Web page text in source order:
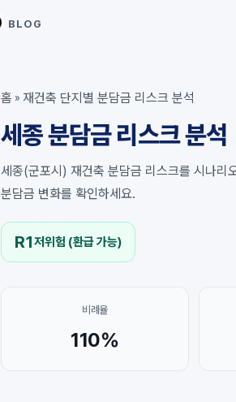
BLOG
홈 » 재건축 단지별 분담금 리스크 분석
세종 분담금 리스크 분석
세종(군포시) 재건축 분담금 리스크를 시나리
분담금 변화를 확인하세요.
R1저위험 (환급 가능)
비례율
110%